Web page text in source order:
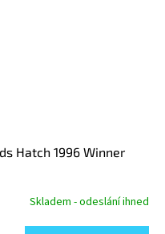
Hatch 1996 Winner
Skladem - odeslání ihned